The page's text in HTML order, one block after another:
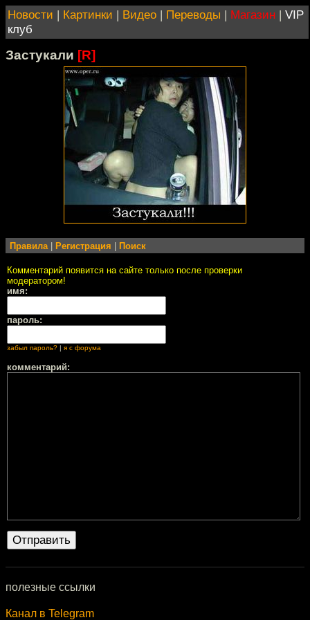
Новости | Картинки | Видео | Переводы | Магазин | VIP
клуб
Застукали [R]
Правила Регистрация Поиск
Комментарий появится на сайте только после проверки
модератором!
имя:
пароль:
забыл пароль? | я с форума
комментарий:
полезные ссылки
Канал в Telegram